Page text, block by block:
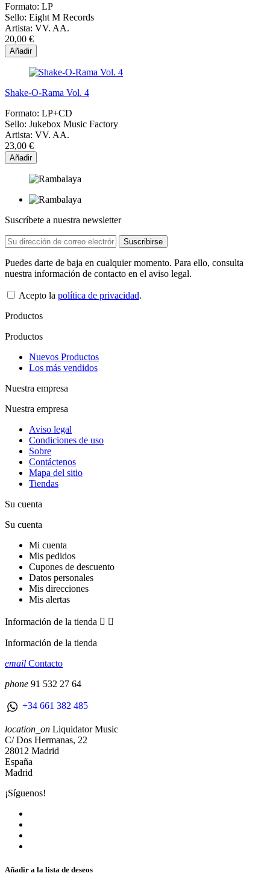
Formato: LP
Sello: Eight M Records
Artista: VV. AA.
20,00 €
Añadir
Shake-O-Rama Vol. 4
Formato: LP+CD
Sello: Jukebox Music Factory
Artista: VV. AA.
23,00 €
Añadir
Suscríbete a nuestra newsletter
Puedes darte de baja en cualquier momento. Para ello, consulta
nuestra información de contacto en el aviso legal.
Acepto la política de privacidad.
Productos
Productos
Nuevos Productos
Los más vendidos
Nuestra empresa
Nuestra empresa
Aviso legal
Condiciones de uso
Sobre
Contáctenos
Mapa del sitio
Tiendas
Su cuenta
Su cuenta
Mi cuenta
Mis pedidos
Cupones de descuento
Datos personales
Mis direcciones
Mis alertas
Información de la tienda  
Información de la tienda
email Contacto
phone 91 532 27 64
+34 661 382 485
location_on Liquidator Music
C/ Dos Hermanas, 22
28012 Madrid
España
Madrid
¡Síguenos!
Añadir a la lista de deseos